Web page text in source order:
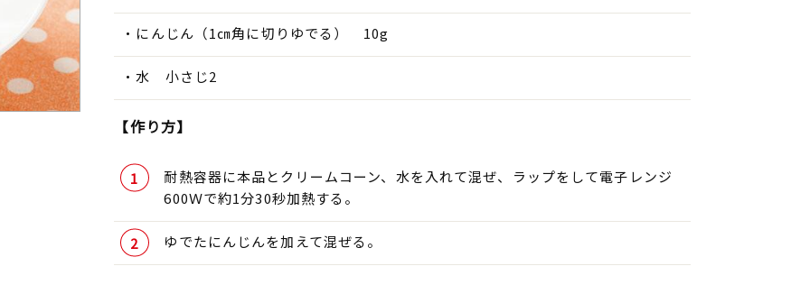
にんじん（1㎝角に切りゆでる） 10g
水 小さじ2
【作り方】
耐熱容器に本品とクリームコーン、水を入れて混ぜ、ラップをして電子レンジ
600Ｗで約1分30秒加熱する。
ゆでたにんじんを加えて混ぜる。